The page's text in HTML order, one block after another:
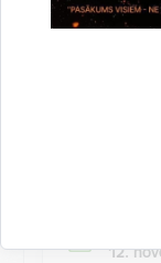
12.